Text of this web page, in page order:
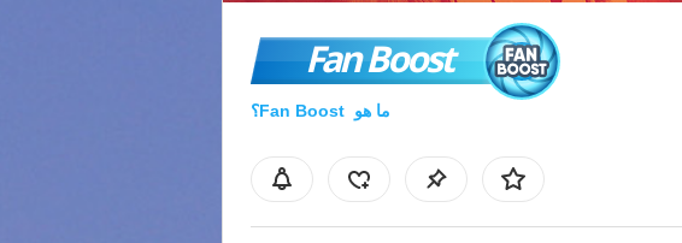
Fan Boost
ما هو Fan Boost؟